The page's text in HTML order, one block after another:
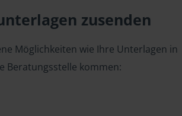
zusenden
Möglichkeiten wie Ihre Unterlagen in
Beratungsstelle kommen: